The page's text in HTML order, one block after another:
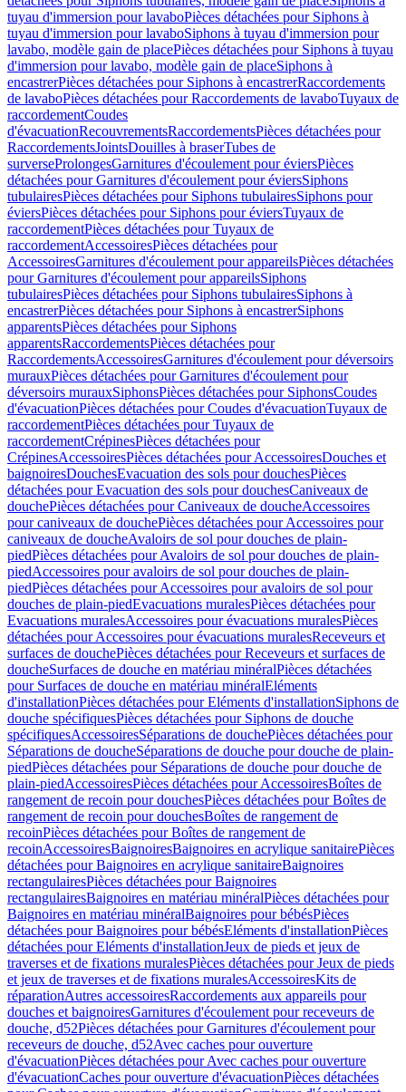
tuyau d'immersion pour lavaboPièces détachées pour Siphons à
tuyau d'immersion pour lavaboSiphons à tuyau d'immersion pour
lavabo, modèle gain de placePièces détachées pour Siphons à tuyau
d'immersion pour lavabo, modèle gain de placeSiphons à
encastrerPièces détachées pour Siphons à encastrerRaccordements
de lavaboPièces détachées pour Raccordements de lavaboTuyaux de
raccordementCoudes
d'évacuationRecouvrementsRaccordementsPièces détachées pour
RaccordementsJointsDouilles à braserTubes de
surverseProlongesGarnitures d'écoulement pour éviersPièces
détachées pour Garnitures d'écoulement pour éviersSiphons
tubulairesPièces détachées pour Siphons tubulairesSiphons pour
éviersPièces détachées pour Siphons pour éviersTuyaux de
raccordementPièces détachées pour Tuyaux de
raccordementAccessoiresPièces détachées pour
AccessoiresGarnitures d'écoulement pour appareilsPièces détachées
pour Garnitures d'écoulement pour appareilsSiphons
tubulairesPièces détachées pour Siphons tubulairesSiphons à
encastrerPièces détachées pour Siphons à encastrerSiphons
apparentsPièces détachées pour Siphons
apparentsRaccordementsPièces détachées pour
RaccordementsAccessoiresGarnitures d'écoulement pour déversoirs
murauxPièces détachées pour Garnitures d'écoulement pour
déversoirs murauxSiphonsPièces détachées pour SiphonsCoudes
d'évacuationPièces détachées pour Coudes d'évacuationTuyaux de
raccordementPièces détachées pour Tuyaux de
raccordementCrépinesPièces détachées pour
CrépinesAccessoiresPièces détachées pour AccessoiresDouches et
baignoiresDouchesEvacuation des sols pour douchesPièces
détachées pour Evacuation des sols pour douchesCaniveaux de
douchePièces détachées pour Caniveaux de doucheAccessoires
pour caniveaux de douchePièces détachées pour Accessoires pour
caniveaux de doucheAvaloirs de sol pour douches de plain-
piedPièces détachées pour Avaloirs de sol pour douches de plain-
piedAccessoires pour avaloirs de sol pour douches de plain-
piedPièces détachées pour Accessoires pour avaloirs de sol pour
douches de plain-piedEvacuations muralesPièces détachées pour
Evacuations muralesAccessoires pour évacuations muralesPièces
détachées pour Accessoires pour évacuations muralesReceveurs et
surfaces de douchePièces détachées pour Receveurs et surfaces de
doucheSurfaces de douche en matériau minéralPièces détachées
pour Surfaces de douche en matériau minéralEléments
d'installationPièces détachées pour Eléments d'installationSiphons de
douche spécifiquesPièces détachées pour Siphons de douche
spécifiquesAccessoiresSéparations de douchePièces détachées pour
Séparations de doucheSéparations de douche pour douche de plain-
piedPièces détachées pour Séparations de douche pour douche de
plain-piedAccessoiresPièces détachées pour AccessoiresBoîtes de
rangement de recoin pour douchesPièces détachées pour Boîtes de
rangement de recoin pour douchesBoîtes de rangement de
recoinPièces détachées pour Boîtes de rangement de
recoinAccessoiresBaignoiresBaignoires en acrylique sanitairePièces
détachées pour Baignoires en acrylique sanitaireBaignoires
rectangulairesPièces détachées pour Baignoires
rectangulairesBaignoires en matériau minéralPièces détachées pour
Baignoires en matériau minéralBaignoires pour bébésPièces
détachées pour Baignoires pour bébésEléments d'installationPièces
détachées pour Eléments d'installationJeux de pieds et jeux de
traverses et de fixations muralesPièces détachées pour Jeux de pieds
et jeux de traverses et de fixations muralesAccessoiresKits de
réparationAutres accessoiresRaccordements aux appareils pour
douches et baignoiresGarnitures d'écoulement pour receveurs de
douche, d52Pièces détachées pour Garnitures d'écoulement pour
receveurs de douche, d52Avec caches pour ouverture
d'évacuationPièces détachées pour Avec caches pour ouverture
d'évacuationCaches pour ouverture d'évacuationPièces détachées